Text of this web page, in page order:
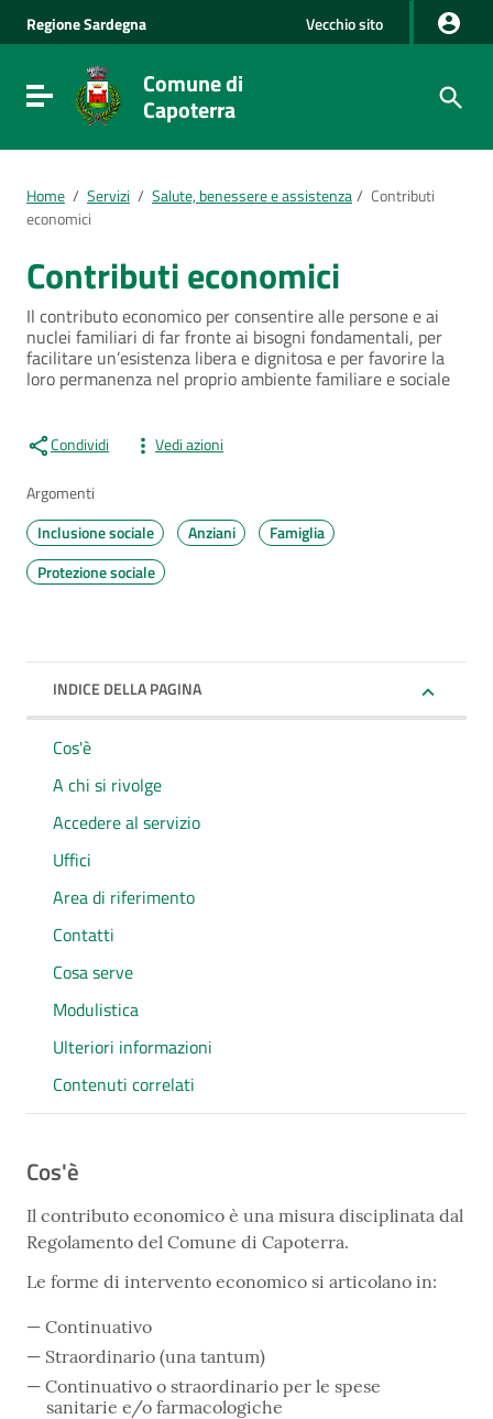
Vai alla navigazione del sito
Vai al Footer
RegioneSardegna Vecchio sito
Visualizza/nascondi menu di navigazione
Comune di
Capoterra
Home / Servizi / Salute, benessere e assistenza/ Contributi
economici
Contributi economici
Il contributo economico per consentire alle persone e ai
nuclei familiari di far fronte ai bisogni fondamentali, per
facilitare un’esistenza libera e dignitosa e per favorire la
loro permanenza nel proprio ambiente familiare e sociale
Condividi Vedi azioni
Argomenti
Inclusione sociale
Anziani
Famiglia
Protezione sociale
INDICE DELLA PAGINA
Cos'è
A chi si rivolge
Accedere al servizio
Uffici
Area di riferimento
Contatti
Cosa serve
Modulistica
Ulteriori informazioni
Contenuti correlati
Cos'è
Il contributo economico è una misura disciplinata dal
Regolamento del Comune di Capoterra.
Le forme di intervento economico si articolano in:
Continuativo
Straordinario (una tantum)
Continuativo o straordinario per le spese
sanitarie e/o farmacologiche